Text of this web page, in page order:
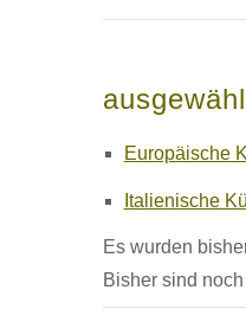
Europäische
Italienische
Es wurden
Bisher sind